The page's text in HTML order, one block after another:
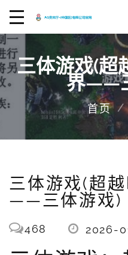
三体游戏(超
界——
首页
三体游戏(超
——三体游戏)
468 2026-